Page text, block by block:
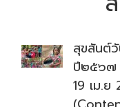
สุขสันต์
ปี๒๕๖๗
19 เม.ย